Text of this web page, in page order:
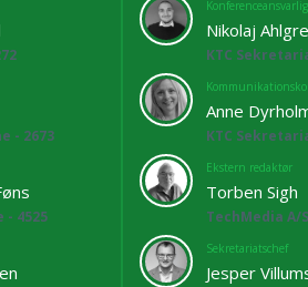
- 2673
4525
Konferenceansvarlig
Nikolaj
KTC
Anne
KTC
Ekstern redaktør
Torben Sigh
TechMedia A/
Sekretariatschef
Jesper